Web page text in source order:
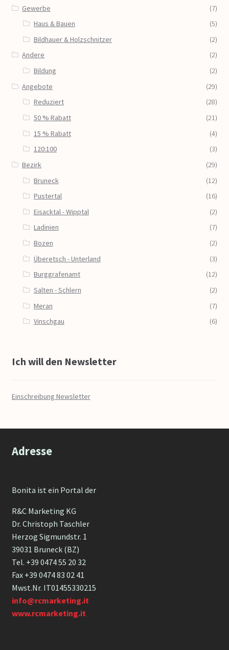
Gewerbe
(7)
Haus & Bauen
(5)
Bildhauer & Holzschnitzer
(2)
Andere
(2)
Bildung
(2)
Angebote
(29)
Reduziert
(28)
50 % Rabatt
(21)
15 % Rabatt
(4)
120:100
(3)
Bezirk
(29)
Bruneck
(12)
Pustertal
(16)
Eisacktal - Wipptal
(2)
Ladinien
(7)
Bozen
(2)
Überetsch - Unterland
(3)
Burggrafenamt
(12)
Salten - Schlern
(2)
Meran
(7)
Vinschgau
(6)
Ich will den Newsletter
Einschreibung Newsletter
Adresse
Bonita ist ein Portal der
R&C Marketing KG
Dr. Christoph Taschler
Herzog Sigmundstr. 1
39031 Bruneck (BZ)
Tel. +39 0474 55 20 32
Fax +39 0474 83 02 41
Mwst.Nr. IT01455330215
info@rcmarketing.it
www.rcmarketing.it